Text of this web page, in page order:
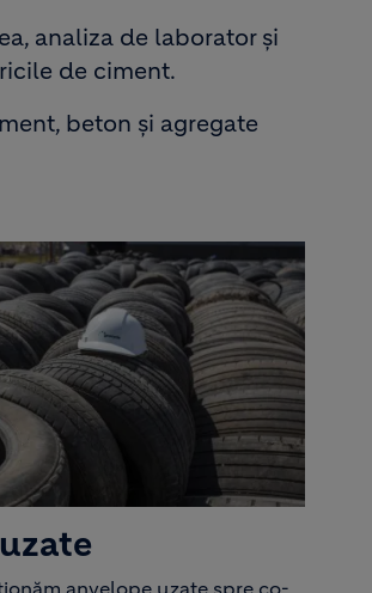
analiza de laborator și
de ciment.
beton şi agregate
anvelope uzate spre co-